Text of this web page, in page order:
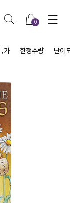
0
가 한정수량 난이